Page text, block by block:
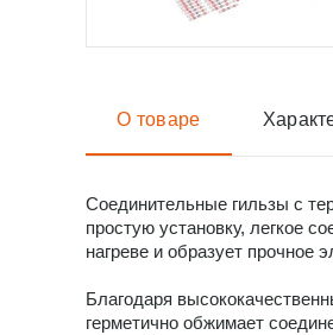
О товаре
Соединительные гильзы с
простую установку, легкое
нагреве и образует прочное
Благодаря
герметично обжимает